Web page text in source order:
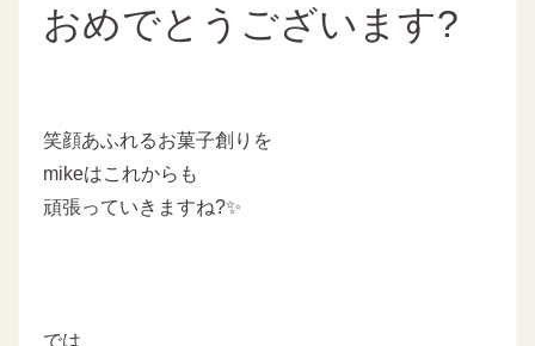
おめでとうございます?
笑顔あふれるお菓子創りを
mikeはこれからも
頑張っていきますね?✨
では